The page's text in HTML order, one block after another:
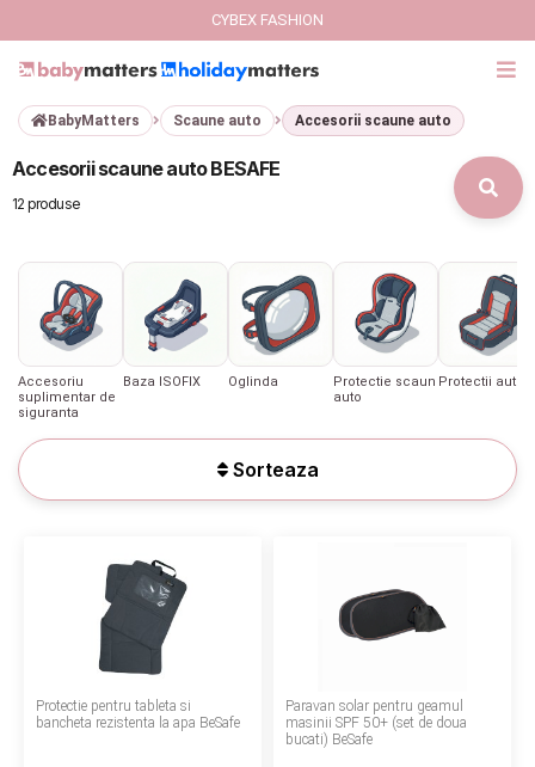
GIFT CARD
Branduri
CARUCIOARE COPII
CAMERA COPILULUI
JUCARII
MARSUPII BEBELUSI
CYBEX FASHION
BabyMatters Scaune auto Accesorii scaune auto
Accesorii scaune auto BESAFE
12 produse
Accesoriu
suplimentar de
siguranta
Baza ISOFIX Oglinda
Protectie scaun
auto
Protectii auto
Sorteaza
Protectie pentru tableta si
bancheta rezistenta la apa BeSafe
Paravan solar pentru geamul
masinii SPF 50+ (set de doua
bucati) BeSafe